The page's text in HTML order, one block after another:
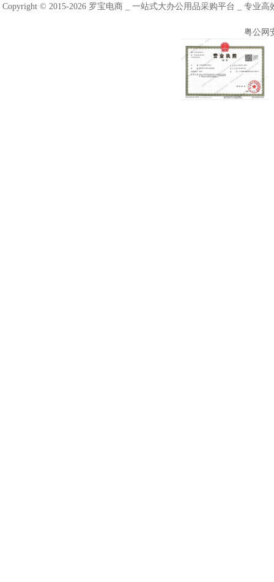
Copyright © 2015-2026 罗宝电商 _ 一站式大办公用品采购平台 _ 专业
粤公网